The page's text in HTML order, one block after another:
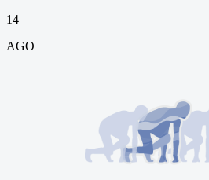
14
AGO